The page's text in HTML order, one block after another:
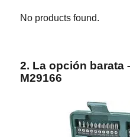
No products found.
2. La opción barata
M29166